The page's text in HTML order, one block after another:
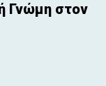
Γνώμη στον